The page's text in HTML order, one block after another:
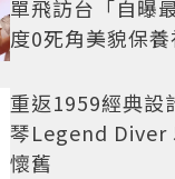
單飛訪台「自曝
度0死角美貌保
重返1959經典
琴Legend Diver
懷舊